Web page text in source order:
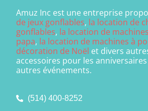
Amuz Inc est une entreprise
de jeux gonflables, la location de
gonflables, la location de
papa, la location de machines à
décoration de Noël et divers
accessoires pour les
autres événements.
(514) 400-8252